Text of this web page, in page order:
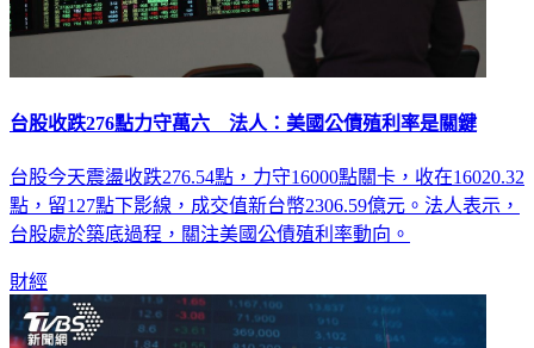
台股收跌276點力守萬六 法人：美國公債殖利率是關鍵
台股今天震盪收跌276.54點，力守16000點關卡，收在16020.32
點，留127點下影線，成交值新台幣2306.59億元。法人表示，
台股處於築底過程，關注美國公債殖利率動向。
財經